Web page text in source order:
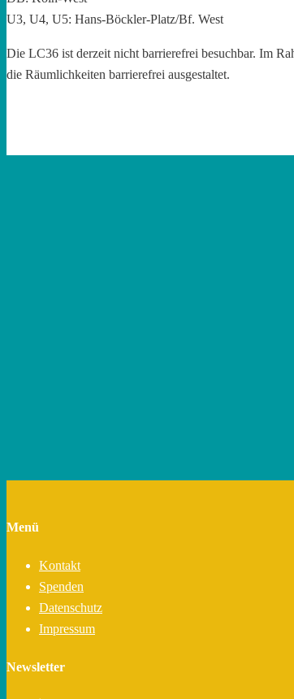
U3, U4, U5: Hans-Böckler-Platz/Bf. West
Die LC36 ist derzeit nicht barrierefrei besuchbar. Im
die Räumlichkeiten barrierefrei ausgestaltet.
Menü
Kontakt
Spenden
Datenschutz
Impressum
Newsletter